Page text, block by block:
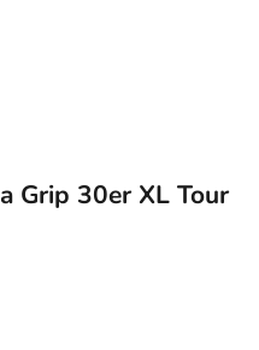
Grip 30er XL Tour